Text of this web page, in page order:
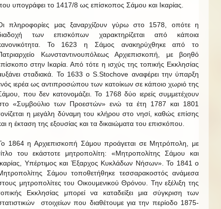
υπογράφει το 1417/8 ως επίσκοπος Σάμου και Ικαρίας.
πληροφορίες μας ξαναρχίζουν γύρω στο 1578, οπότε η
των επισκόπων χαρακτηρίζεται από κάποια
Το 1623 η Σάμος ανακηρύχθηκε από το
Κωνσταντινουπόλεως Αρχιεπισκοπή, με βοηθό
στην Ικαρία. Από τότε η ισχύς της τοπικής Εκκλησίας
σταδιακά. Το 1633 ο S.Stochove αναφέρει την ύπαρξη
ιερέα ως αντιπροσώπου των κατοίκων σε κάποιο χωριό της
που δεν κατονομάζει. Το 1768 δύο ιερείς συμμετέχουν
«Συμβούλιο των Προεστών» ενώ τα έτη 1787 και 1801
η μεγάλη δύναμη του κλήρου στο νησί, καθώς επίσης
η έκταση της εξουσίας και τα δικαιώματα του επισκόπου.
1864 η Αρχιεπισκοπή Σάμου προάγεται σε Μητρόπολη, με
του εκάστοτε μητροπολίτη: «Μητροπολίτης Σάμου και
Υπέρτιμος και Έξαρχος Κυκλάδων Νήσων». Το 1841 ο
Σάμου τοποθετήθηκε τεσσαρακοστός ανάμεσα
μητροπολίτες του Οικουμενικού Θρόνου. Την εξέλιξη της
Εκκλησίας μπορεί να καταδείξει μια σύγκριση των
στοιχείων που διαθέτουμε για την περίοδο 1875-